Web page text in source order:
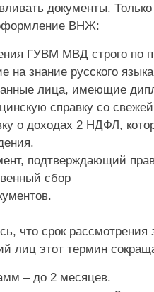
документы.
ВНЖ:
ГУВМ МВД строго по
на знание русского
лица, имеющие
справку со
о доходах 2 НДФЛ,
подтверждающий
сбор
что срок
лиц этот термин
– до 2 месяцев.